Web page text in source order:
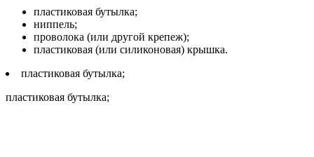
пластиковая бутылка;
ниппель;
проволока (или другой крепеж);
пластиковая (или силиконовая) крышка.
пластиковая бутылка;
пластиковая бутылка;